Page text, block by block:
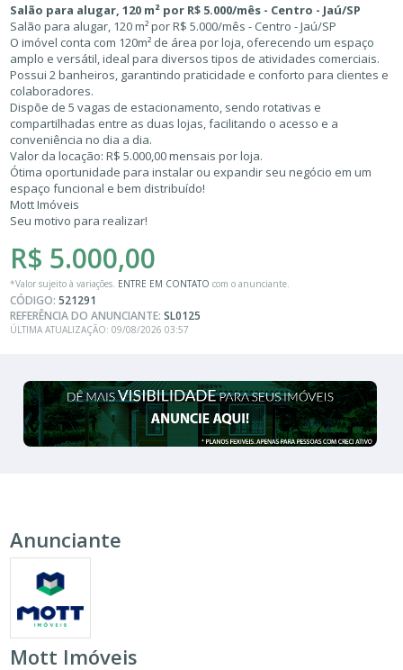
Salão para alugar, 120 m² por R$ 5.000/mês - Centro - Jaú/SP
Salão para alugar, 120 m² por R$ 5.000/mês - Centro - Jaú/SP
O imóvel conta com 120m² de área por loja, oferecendo um espaço
amplo e versátil, ideal para diversos tipos de atividades comerciais.
Possui 2 banheiros, garantindo praticidade e conforto para clientes e
colaboradores.
Dispõe de 5 vagas de estacionamento, sendo rotativas e
compartilhadas entre as duas lojas, facilitando o acesso e a
conveniência no dia a dia.
Valor da locação: R$ 5.000,00 mensais por loja.
Ótima oportunidade para instalar ou expandir seu negócio em um
espaço funcional e bem distribuído!
Mott Imóveis
Seu motivo para realizar!
R$ 5.000,00
*Valor sujeito à variações. ENTRE EM CONTATO com o anunciante.
CÓDIGO:521291
REFERÊNCIA DO ANUNCIANTE:SL0125
ÚLTIMA ATUALIZAÇÃO: 09/08/2026 03:57
Anunciante
Mott Imóveis